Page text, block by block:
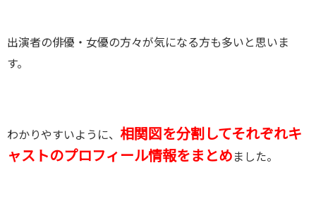
出演者の俳優・女優の方々が気になる方も多いと思いま
す。
わかりやすいように、 相関図を分割してそれぞれキ
ャストのプロフィール情報をまとめ ました。